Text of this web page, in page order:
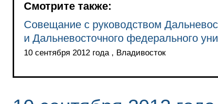
Смотрите также:
Совещание с руководством
и Дальневосточного федерального
10 сентября 2012 года , Владивосток